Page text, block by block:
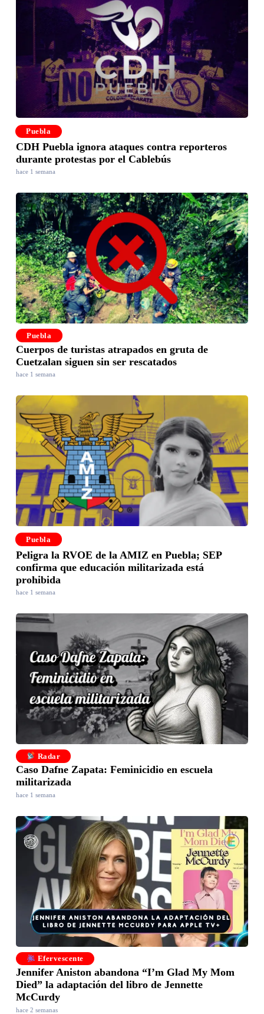
Puebla
CDH Puebla ignora ataques contra reporteros
durante protestas por el Cablebús
hace 1 semana
Puebla
Cuerpos de turistas atrapados en gruta de
Cuetzalan siguen sin ser rescatados
hace 1 semana
Puebla
Peligra la RVOE de la AMIZ en Puebla; SEP
confirma que educación militarizada está
prohibida
hace 1 semana
Radar
Caso Dafne Zapata: Feminicidio en escuela
militarizada
hace 1 semana
Efervescente
Jennifer Aniston abandona “I’m Glad My Mom
Died” la adaptación del libro de Jennette
McCurdy
hace 2 semanas